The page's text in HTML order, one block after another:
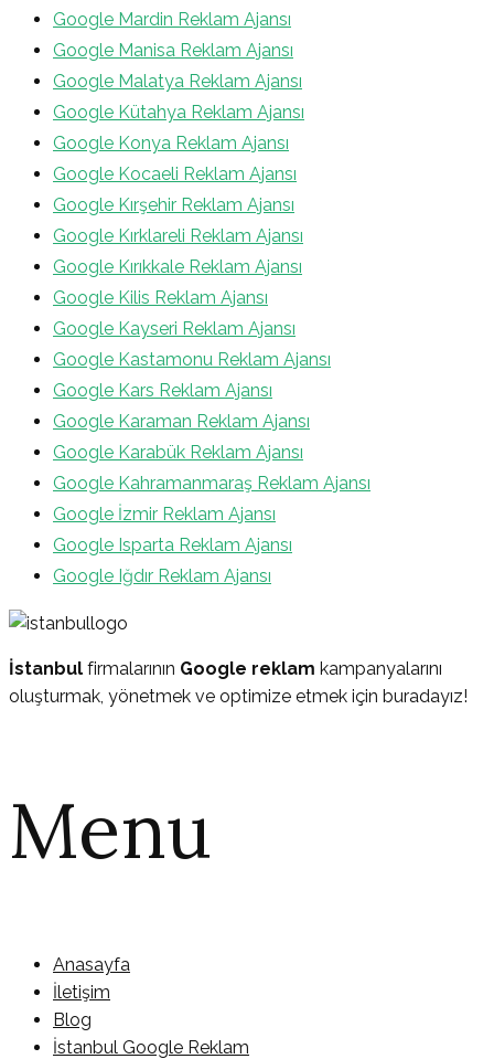
Google Mardin Reklam Ajansı
Google Manisa Reklam Ajansı
Google Malatya Reklam Ajansı
Google Kütahya Reklam Ajansı
Google Konya Reklam Ajansı
Google Kocaeli Reklam Ajansı
Google Kırşehir Reklam Ajansı
Google Kırklareli Reklam Ajansı
Google Kırıkkale Reklam Ajansı
Google Kilis Reklam Ajansı
Google Kayseri Reklam Ajansı
Google Kastamonu Reklam Ajansı
Google Kars Reklam Ajansı
Google Karaman Reklam Ajansı
Google Karabük Reklam Ajansı
Google Kahramanmaraş Reklam Ajansı
Google İzmir Reklam Ajansı
Google Isparta Reklam Ajansı
Google Iğdır Reklam Ajansı
İstanbul firmalarının Google reklam kampanyalarını
oluşturmak, yönetmek ve optimize etmek için buradayız!
Menu
Anasayfa
İletişim
Blog
İstanbul Google Reklam